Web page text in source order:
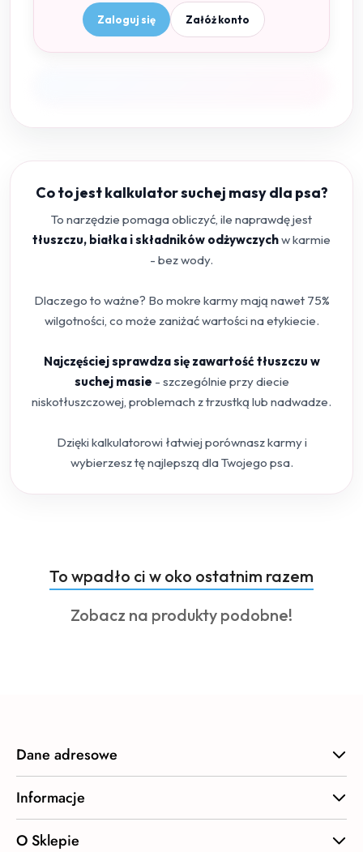
Zaloguj się Załóż konto
Co to jest kalkulator suchej masy dla psa?
To narzędzie pomaga obliczyć, ile naprawdę jest
tłuszczu, białka i składników odżywczychw karmie
- bez wody.
Dlaczego to ważne? Bo mokre karmy mają nawet 75%
wilgotności, co może zaniżać wartości na etykiecie.
Najczęściej sprawdza się zawartość tłuszczu w
suchej masie - szczególnie przy diecie
niskotłuszczowej, problemach z trzustką lub nadwadze.
Dzięki kalkulatorowi łatwiej porównasz karmy i
wybierzesz tę najlepszą dla Twojego psa.
Pomiń karuzelę produktów
Produkty
o
statusie:
To wpadło ci w oko ostatnim razem
Produkty
Zobacz na produkty podobne!
Dane adresowe
Informacje
O Sklepie